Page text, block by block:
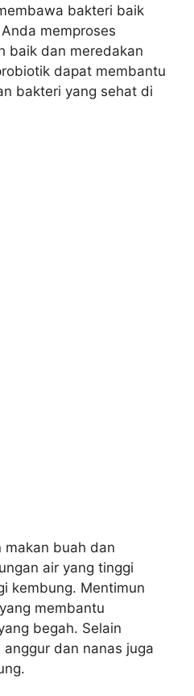
bakteri baik
memproses
baik dan meredakan
dapat membantu
bakteri yang sehat di
makan buah dan
air yang tinggi
kembung. Mentimun
membantu
begah. Selain
dan nanas juga